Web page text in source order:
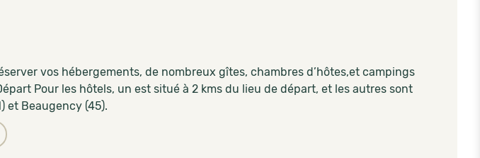
vos hébergements, de nombreux gîtes, chambres d’hôtes,et campings
Pour les hôtels, un est situé à 2 kms du lieu de départ, et les autres sont
et Beaugency (45).